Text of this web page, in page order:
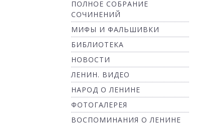
ПОЛНОЕ СОБРАНИЕ
СОЧИНЕНИЙ
МИФЫ И ФАЛЬШИВКИ
БИБЛИОТЕКА
НОВОСТИ
ЛЕНИН. ВИДЕО
НАРОД О ЛЕНИНЕ
ФОТОГАЛЕРЕЯ
ВОСПОМИНАНИЯ О ЛЕНИНЕ